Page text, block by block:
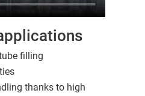
filling
thanks to high